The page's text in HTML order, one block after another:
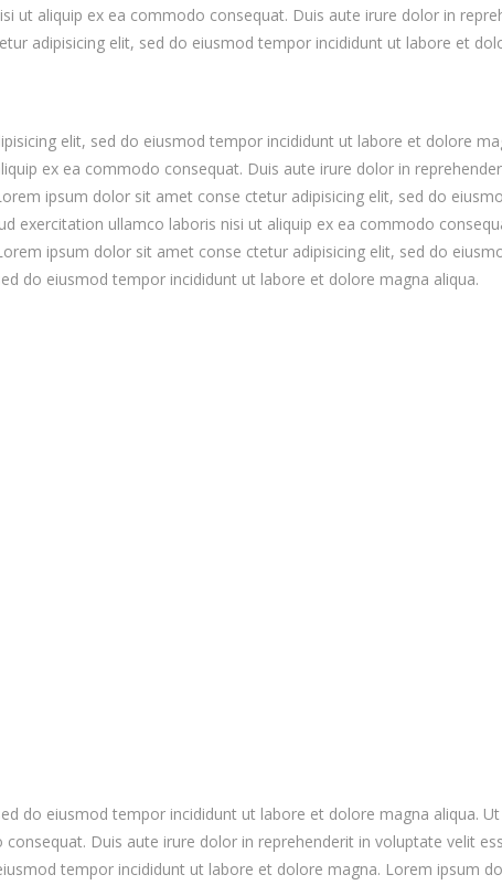
ut aliquip ex ea commodo consequat. Duis aute irure dolor in
adipisicing elit, sed do eiusmod tempor incididunt ut labore et
elit, sed do eiusmod tempor incididunt ut labore et dolore
ex ea commodo consequat. Duis aute irure dolor in
ipsum dolor sit amet conse ctetur adipisicing elit, sed do
exercitation ullamco laboris nisi ut aliquip ex ea commodo
ipsum dolor sit amet conse ctetur adipisicing elit, sed do
do eiusmod tempor incididunt ut labore et dolore magna aliqua.
do eiusmod tempor incididunt ut labore et dolore magna aliqua.
Duis aute irure dolor in reprehenderit in voluptate velit
tempor incididunt ut labore et dolore magna. Lorem ipsum